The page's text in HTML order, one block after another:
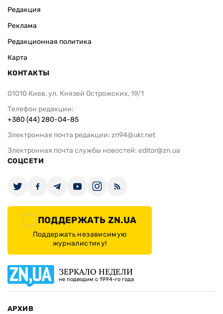
Редакция
Реклама
Редакционная политика
Карта
КОНТАКТЫ
01010 Киев, ул. Князей Острожских, 19/1
Телефон редакции:
+380 (44) 280-04-85
Электронная почта редакции: zn94@ukr.net
Электронная почта службы новостей: editor@zn.ua
СОЦСЕТИ
ПОДДЕРЖАТЬ ZN.UA
Поддержать независимую
журналистику!
ЗЕРКАЛО НЕДЕЛИ
не подводим с 1994-го года
АРХИВ